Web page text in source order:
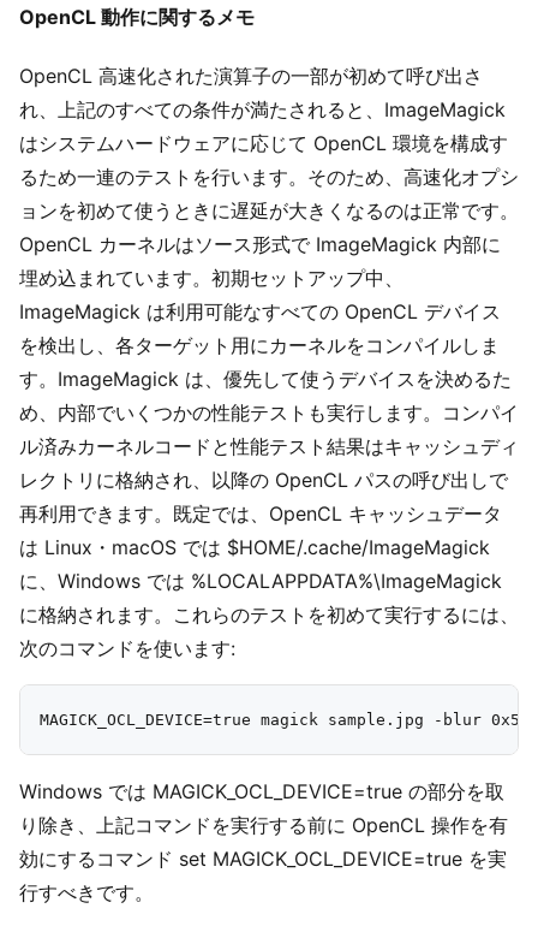
OpenCL 動作に関するメモ
OpenCL 高速化された演算子の一部が初めて呼び出さ
れ、上記のすべての条件が満たされると、ImageMagick
はシステムハードウェアに応じて OpenCL 環境を構成す
るため一連のテストを行います。そのため、高速化オプシ
ョンを初めて使うときに遅延が大きくなるのは正常です。
OpenCL カーネルはソース形式で ImageMagick 内部に
埋め込まれています。初期セットアップ中、
ImageMagick は利用可能なすべての OpenCL デバイス
を検出し、各ターゲット用にカーネルをコンパイルしま
す。ImageMagick は、優先して使うデバイスを決めるた
め、内部でいくつかの性能テストも実行します。コンパイ
ル済みカーネルコードと性能テスト結果はキャッシュディ
レクトリに格納され、以降の OpenCL パスの呼び出しで
再利用できます。既定では、OpenCL キャッシュデータ
は Linux・macOS では $HOME/.cache/ImageMagick
に、Windows では %LOCALAPPDATA%\ImageMagick
に格納されます。これらのテストを初めて実行するには、
次のコマンドを使います:
Windows では MAGICK_OCL_DEVICE=true の部分を取
り除き、上記コマンドを実行する前に OpenCL 操作を有
効にするコマンド set MAGICK_OCL_DEVICE=true を実
行すべきです。